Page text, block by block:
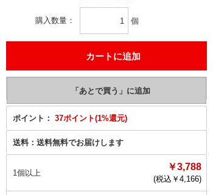
購入数量 個
ポイント： 37ポイント(1%還元)
送料： 送料無料でお届けします
1個以上
￥3,788
(税込￥ 4,166)